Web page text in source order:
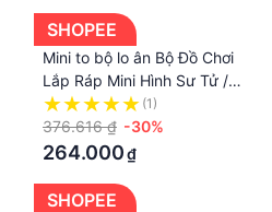
SHOPEE
Mini to bộ lo ân Bộ Đồ Chơi
Lắp Ráp Mini Hình Sư Tử /
Sư Tử Phong Cách Dân Tộc
Phù Hợp Làm Quà Năm Mới
(1)
376.616 ₫ -30%
264.000₫
SHOPEE